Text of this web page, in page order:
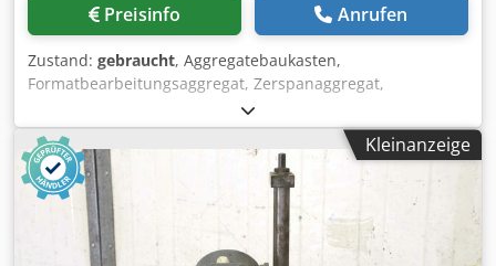
Preisinfo Anrufen
Zustand: gebraucht, Aggregatebaukasten,
Formatbearbeitungsaggregat, Zerspanaggregat,
Fräsaggregat, Formfräsaggregat, Fügefräsaggregat,
Kappaggregat, Doppelendprofiler,
Kantenbearbeitungsmaschine, Ritzmotor, Zerspanermotor,
Fräsmotor für Kantenbearbeitungsmaschine -Hersteller:
Homag, Kappaggregat aus Kantenanleimmaschine
BRANDT KM 35 Chjdsgy T Nmjpfx Akvja -Motor: Homag Typ
LF-40-L -Leistung: 0,27 kW / 12000 U/min -Spannung: 220V /
Kleinanzeige